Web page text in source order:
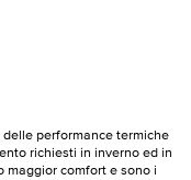
delle performance termiche
richiesti in inverno ed in
maggior comfort e sono i